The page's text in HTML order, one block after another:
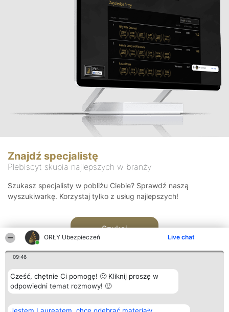
ORŁY Ubezpieczeń Live chat
09:46
Cześć, chętnie Ci pomogę! 🙂 Kliknij proszę w
odpowiedni temat rozmowy! 🙂
Znajdź specjalistę
Plebiscyt skupia najlepszych w branży
Szukasz specjalisty w pobliżu Ciebie? Sprawdź naszą
wyszukiwarkę. Korzystaj tylko z usług najlepszych!
Szukaj
Organizator plebiscytu Plebiscyt Kontakt